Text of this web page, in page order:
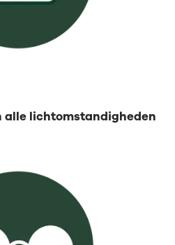
alle lichtomstandigheden